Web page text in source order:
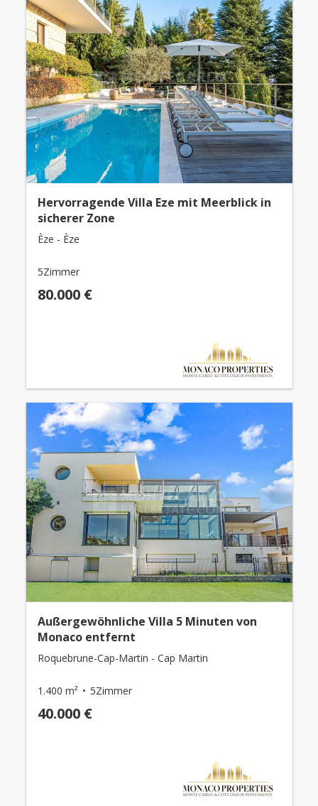
Hervorragende Villa Eze mit Meerblick in
sicherer Zone
Èze - Èze
5Zimmer
80.000 €
Außergewöhnliche Villa 5 Minuten von
Monaco entfernt
Roquebrune-Cap-Martin - Cap Martin
1.400 m² 5Zimmer
40.000 €